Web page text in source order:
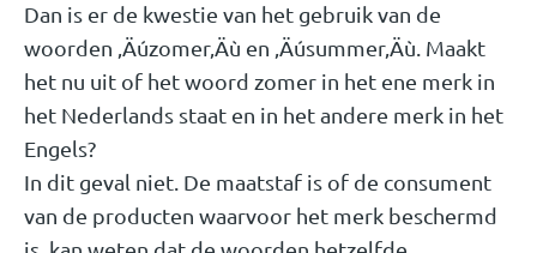
Dan is er de kwestie van het gebruik van de
woorden ‚Äúzomer‚Äù en ‚Äúsummer‚Äù. Maakt
het nu uit of het woord zomer in het ene merk in
het Nederlands staat en in het andere merk in het
Engels?
In dit geval niet. De maatstaf is of de consument
van de producten waarvoor het merk beschermd